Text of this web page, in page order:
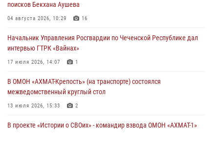
В Грозном Росгвардия обеспечила безопасность конно-спортивных
соревнований
поисков Бекхана Аушева
04 августа 2026, 10:29 16
Начальник Управления Росгвардии по Чеченской Республике дал
интервью ГТРК «Вайнах»
17 июля 2026, 14:07 1
В ОМОН «АХМАТ-Крепость» (на транспорте) состоялся
межведомственный круглый стол
13 июля 2026, 15:33 2
В проекте «Истории о СВОих» - командир взвода ОМОН «АХМАТ-1»